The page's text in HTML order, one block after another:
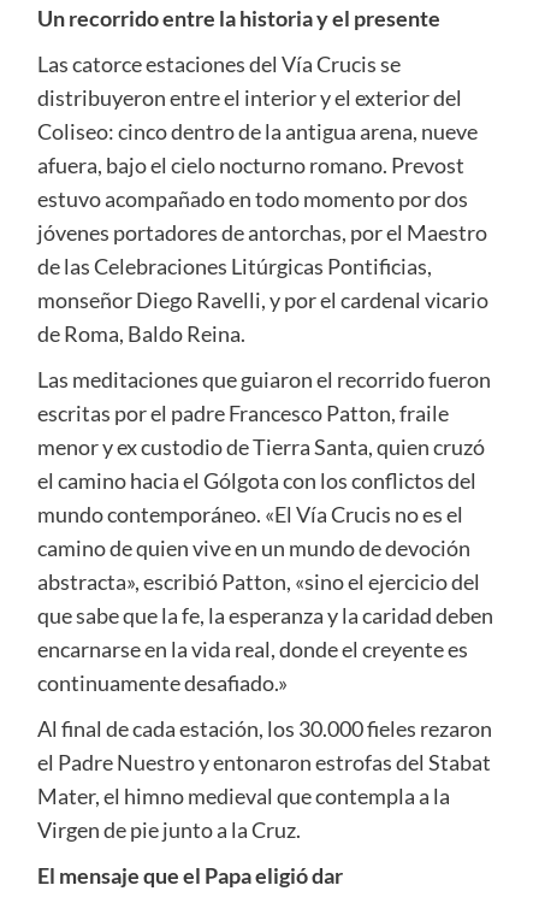
Un recorrido entre la historia y el presente
Las catorce estaciones del Vía Crucis se
distribuyeron entre el interior y el exterior del
Coliseo: cinco dentro de la antigua arena, nueve
afuera, bajo el cielo nocturno romano. Prevost
estuvo acompañado en todo momento por dos
jóvenes portadores de antorchas, por el Maestro
de las Celebraciones Litúrgicas Pontificias,
monseñor Diego Ravelli, y por el cardenal vicario
de Roma, Baldo Reina.
Las meditaciones que guiaron el recorrido fueron
escritas por el padre Francesco Patton, fraile
menor y ex custodio de Tierra Santa, quien cruzó
el camino hacia el Gólgota con los conflictos del
mundo contemporáneo. «El Vía Crucis no es el
camino de quien vive en un mundo de devoción
abstracta», escribió Patton, «sino el ejercicio del
que sabe que la fe, la esperanza y la caridad deben
encarnarse en la vida real, donde el creyente es
continuamente desafiado.»
Al final de cada estación, los 30.000 fieles rezaron
el Padre Nuestro y entonaron estrofas del Stabat
Mater, el himno medieval que contempla a la
Virgen de pie junto a la Cruz.
El mensaje que el Papa eligió dar